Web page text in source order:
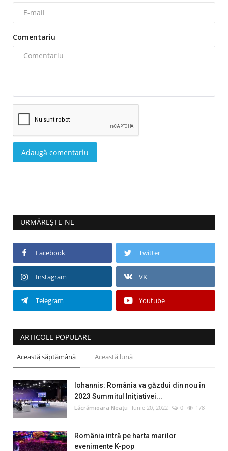
Comentariu
Adaugă comentariu
URMĂREȘTE-NE
Facebook Twitter
Instagram VK
Telegram Youtube
ARTICOLE POPULARE
Această săptămână Această lună
Iohannis: România va găzdui din nou în
2023 Summitul Iniţiativei...
Lăcrămioara Neațu Iunie 20, 2022 0 178
România intră pe harta marilor
evenimente K-pop